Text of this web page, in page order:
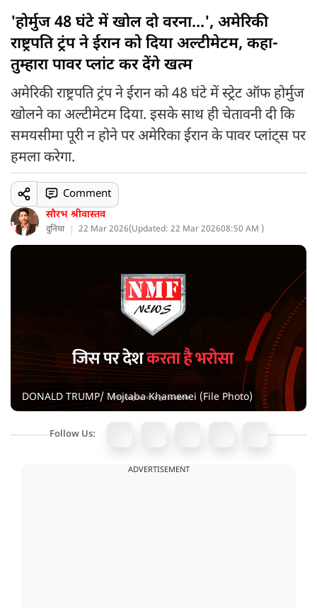
'होर्मुज 48 घंटे में खोल दो वरना...', अमेरिकी
राष्ट्रपति ट्रंप ने ईरान को दिया अल्टीमेटम, कहा-
तुम्हारा पावर प्लांट कर देंगे खत्म
अमेरिकी राष्ट्रपति ट्रंप ने ईरान को 48 घंटे में स्ट्रेट ऑफ होर्मुज
खोलने का अल्टीमेटम दिया. इसके साथ ही चेतावनी दी कि
समयसीमा पूरी न होने पर अमेरिका ईरान के पावर प्लांट्स पर
हमला करेगा.
सौरभ श्रीवास्तव
दुनिया 22 Mar 2026(Updated: 22 Mar 202608:50 AM )
Comment
DONALD TRUMP/ Mojtaba Khamenei (File Photo)
Follow Us:
ADVERTISEMENT